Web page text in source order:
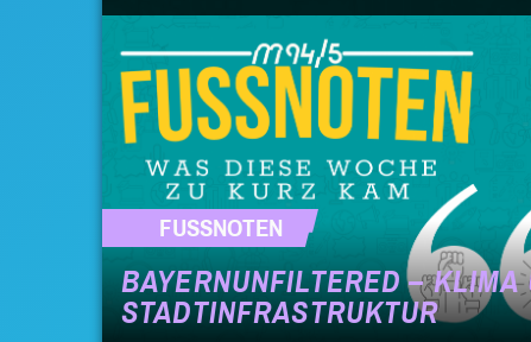
FUSSNOTEN
BAYERNUNFILTERED – KLIMA
STADTINFRASTRUKTUR